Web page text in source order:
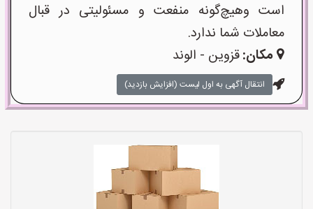
است وهیچ‌گونه منفعت و مسئولیتی در قبال
معاملات شما ندارد.
مکان:قزوین - الوند
انتقال آگهی به اول لیست (افزایش بازدید)